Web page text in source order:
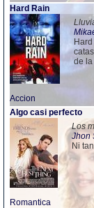
Hard Rain
de
Accion
Algo casi perfecto
Los
Jhon
Ni
Romantica